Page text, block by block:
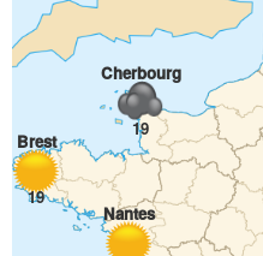
Nantes
Brest
19
Cherbourg
19